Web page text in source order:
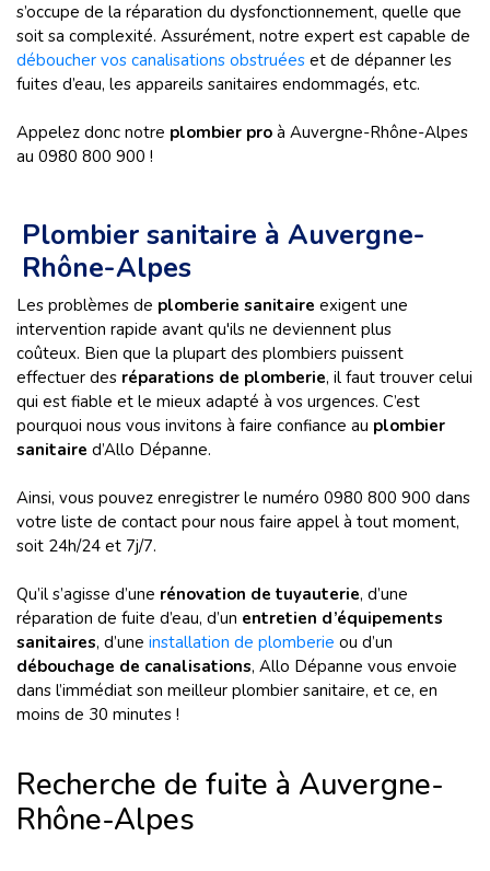
s’occupe de la réparation du dysfonctionnement, quelle que
soit sa complexité. Assurément, notre expert est capable de
déboucher vos canalisations obstruées et de dépanner les
fuites d’eau, les appareils sanitaires endommagés, etc.
Appelez donc notre plombier pro à Auvergne-Rhône-Alpes
au 0980 800 900 !
Plombier sanitaire à Auvergne-
Rhône-Alpes
Les problèmes de plomberie sanitaire exigent une
intervention rapide avant qu'ils ne deviennent plus
coûteux. Bien que la plupart des plombiers puissent
effectuer des réparations de plomberie, il faut trouver celui
qui est fiable et le mieux adapté à vos urgences. C’est
pourquoi nous vous invitons à faire confiance au plombier
sanitaire d’Allo Dépanne.
Ainsi, vous pouvez enregistrer le numéro 0980 800 900 dans
votre liste de contact pour nous faire appel à tout moment,
soit 24h/24 et 7j/7.
Qu’il s’agisse d’une rénovation de tuyauterie, d’une
réparation de fuite d’eau, d’un entretien d’équipements
sanitaires, d’une installation de plomberie ou d’un
débouchage de canalisations, Allo Dépanne vous envoie
dans l’immédiat son meilleur plombier sanitaire, et ce, en
moins de 30 minutes !
Recherche de fuite à Auvergne-
Rhône-Alpes